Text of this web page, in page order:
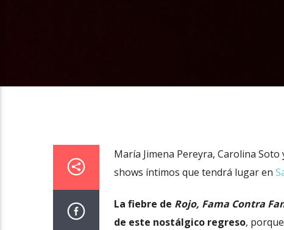
María Jimena Pereyra, Carolina
shows íntimos que tendrá lugar en
La fiebre de Rojo, Fama Contra
de este nostálgico regreso,